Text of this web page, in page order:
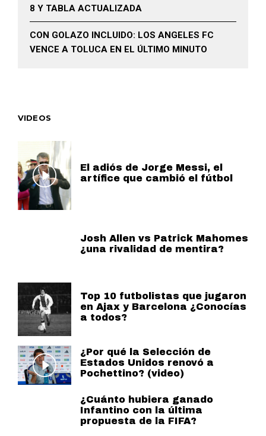
8 Y TABLA ACTUALIZADA
CON GOLAZO INCLUIDO: LOS ANGELES FC
VENCE A TOLUCA EN EL ÚLTIMO MINUTO
VIDEOS
El adiós de Jorge Messi, el
artífice que cambió el fútbol
Josh Allen vs Patrick Mahomes
¿una rivalidad de mentira?
Top 10 futbolistas que jugaron
en Ajax y Barcelona ¿Conocías
a todos?
¿Por qué la Selección de
Estados Unidos renovó a
Pochettino? (video)
¿Cuánto hubiera ganado
Infantino con la última
propuesta de la FIFA?